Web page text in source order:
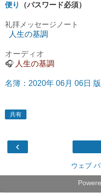
便り （パスワード必須）
礼拝 メッセージノート
人生の基調
オーディオ
🎧 人生の基調
名簿：2020年 06月 06日 版
共有
‹
ウェブ